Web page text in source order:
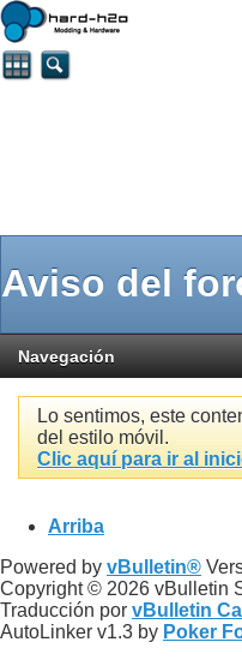
Aviso del
Navegación
Lo sentimos, este
del estilo móvil.
Clic aquí para ir al
Arriba
Powered by vBulletin®
Copyright © 2026 vBulletin
Traducción por vBulletin
AutoLinker v1.3 by Poker